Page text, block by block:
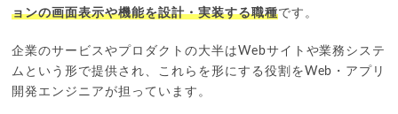
ョンの画面表示や機能を設計・実装する職種です。
企業のサービスやプロダクトの大半はWebサイトや業務システ
ムという形で提供され、これらを形にする役割をWeb・アプリ
開発エンジニアが担っています。